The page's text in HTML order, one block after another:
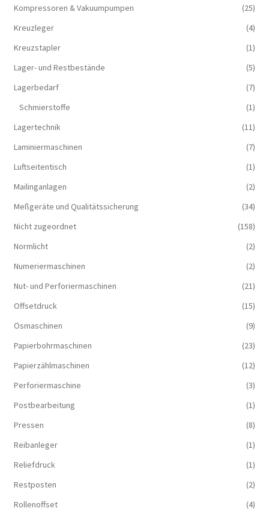
Kompressoren & Vakuum­pumpen
(25)
Kreuzleger
(4)
Kreuzstapler
(1)
Lager- und Restbestände
(5)
Lagerbedarf
(7)
Schmierstoffe
(1)
Lagertechnik
(11)
Laminiermaschinen
(7)
Luftseitentisch
(1)
Mailinganlagen
(2)
Meßgeräte und Qualitätssicherung
(34)
Nicht zugeordnet
(158)
Normlicht
(2)
Numeriermaschinen
(2)
Nut- und Perforiermaschinen
(21)
Offsetdruck
(15)
Ösmaschinen
(9)
Papierbohrmaschinen
(23)
Papierzählmaschinen
(12)
Perforiermaschine
(3)
Postbearbeitung
(1)
Pressen
(8)
Reibanleger
(1)
Reliefdruck
(1)
Restposten
(2)
Rollenoffset
(4)